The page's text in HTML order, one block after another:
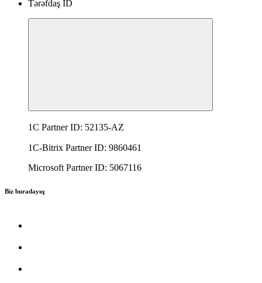
Tərəfdaş ID
1C Partner ID: 52135-AZ
1C-Bitrix Partner ID: 9860461
Microsoft Partner ID: 5067116
Biz buradayıq